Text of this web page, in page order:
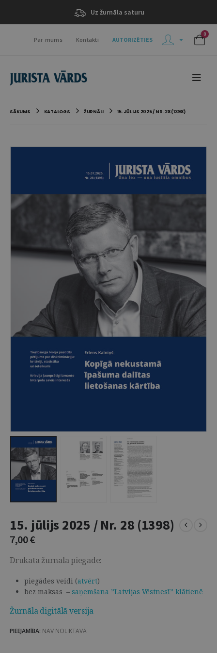
Uz žurnāla saturu
Par mums Kontakti AUTORIZĒTIES
0
SĀKUMS KATALOGS ŽURNĀLI 15. JŪLIJS 2025 / NR. 28 (1398)
15. jūlijs 2025 / Nr. 28 (1398)
7,00€
Drukātā žurnāla piegāde:
piegādes veidi (atvērt)
bez maksas – saņemšana ”Latvijas Vēstnesī” klātienē
Žurnāla digitālā versija
PIEEJAMĪBA: NAV NOLIKTAVĀ